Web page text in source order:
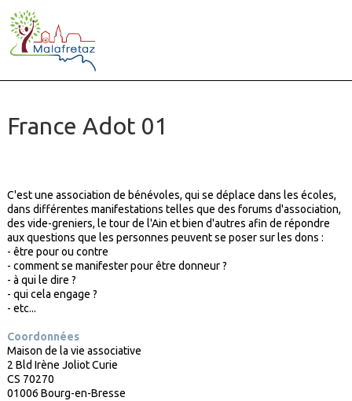
France Adot 01
C'est une association de bénévoles, qui se déplace dans les écoles,
dans différentes manifestations telles que des forums d'association,
des vide-greniers, le tour de l'Ain et bien d'autres afin de répondre
aux questions que les personnes peuvent se poser sur les dons :
- être pour ou contre
- comment se manifester pour être donneur ?
- à qui le dire ?
- qui cela engage ?
- etc...
Coordonnées
Maison de la vie associative
2 Bld Irène Joliot Curie
CS 70270
01006 Bourg-en-Bresse